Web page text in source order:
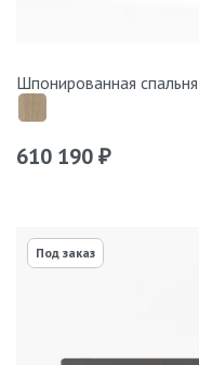
Шпонированная
610 190 ₽
Под заказ